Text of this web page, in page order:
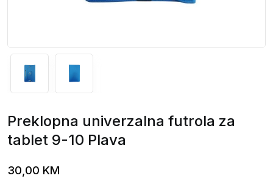
Preklopna univerzalna futrola za
tablet 9-10 Plava
30,00 KM